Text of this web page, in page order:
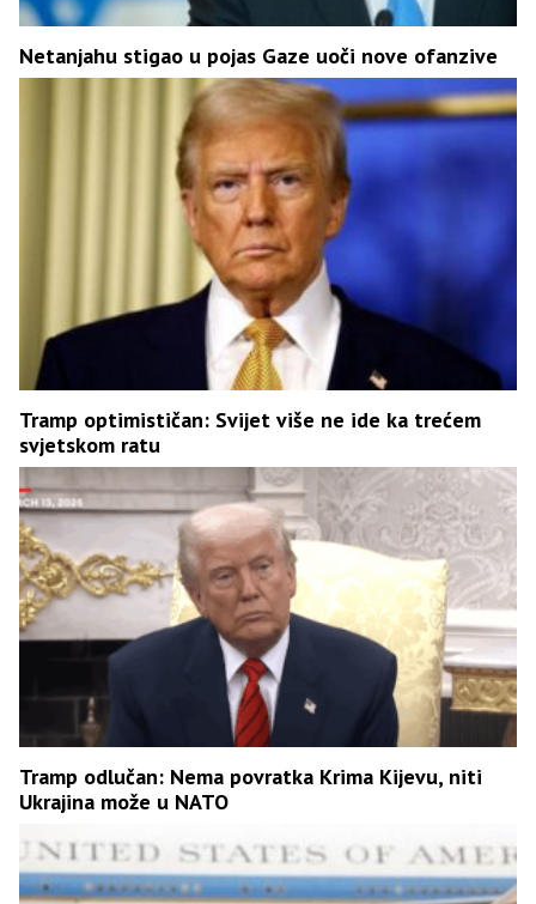
Netanjahu stigao u pojas Gaze uoči nove ofanzive
Tramp optimističan: Svijet više ne ide ka trećem
svjetskom ratu
Tramp odlučan: Nema povratka Krima Kijevu, niti
Ukrajina može u NATO